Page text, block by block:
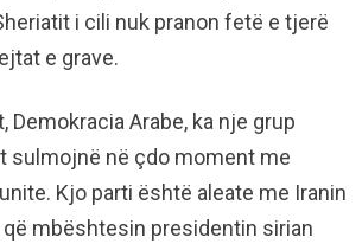
i cili nuk pranon fetë e tjerë
e grave.
Demokracia Arabe, ka nje grup
sulmojnë në çdo moment me
Kjo parti është aleate me Iranin
mbështesin presidentin sirian